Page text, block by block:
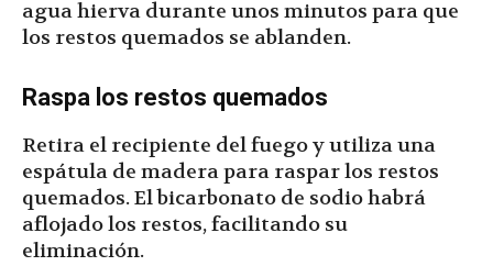
agua hierva durante unos minutos para que
los restos quemados se ablanden.
Raspa los restos quemados
Retira el recipiente del fuego y utiliza una
espátula de madera para raspar los restos
quemados. El bicarbonato de sodio habrá
aflojado los restos, facilitando su
eliminación.